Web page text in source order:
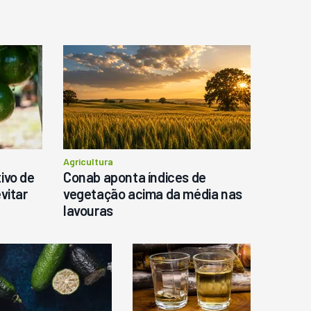
de
Agricultura
Conab aponta índices de
vegetação acima da média nas
lavouras